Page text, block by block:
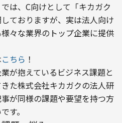
は、C向けとして「キカガク
ておりますが、実は法人向け
々な業界のトップ企業に提供
こちら ！
が抱えているビジネス課題と
た株式会社キカガクの法人研
が同様の課題や要望を持つ方
す。